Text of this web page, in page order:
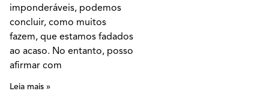
imponderáveis, podemos
concluir, como muitos
fazem, que estamos fadados
ao acaso. No entanto, posso
afirmar com
Leia mais »